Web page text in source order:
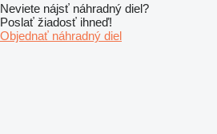
Neviete nájsť náhradný diel?
Poslať žiadosť ihneď!
Objednať náhradný diel